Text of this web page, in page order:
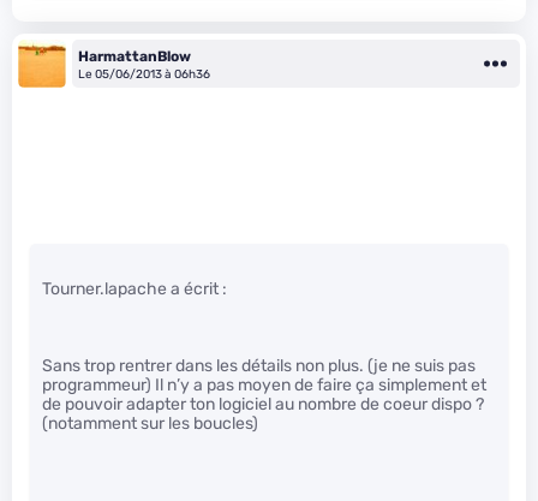
HarmattanBlow
Le 05/06/2013 à 06h36
Tourner.lapache a écrit :
Sans trop rentrer dans les détails non plus. (je ne suis pas
programmeur) Il n’y a pas moyen de faire ça simplement et
de pouvoir adapter ton logiciel au nombre de coeur dispo ?
(notamment sur les boucles)